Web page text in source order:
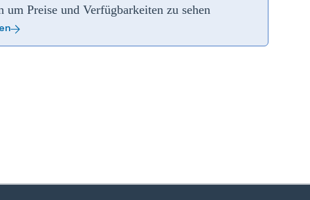
um Preise und Verfügbarkeiten zu sehen